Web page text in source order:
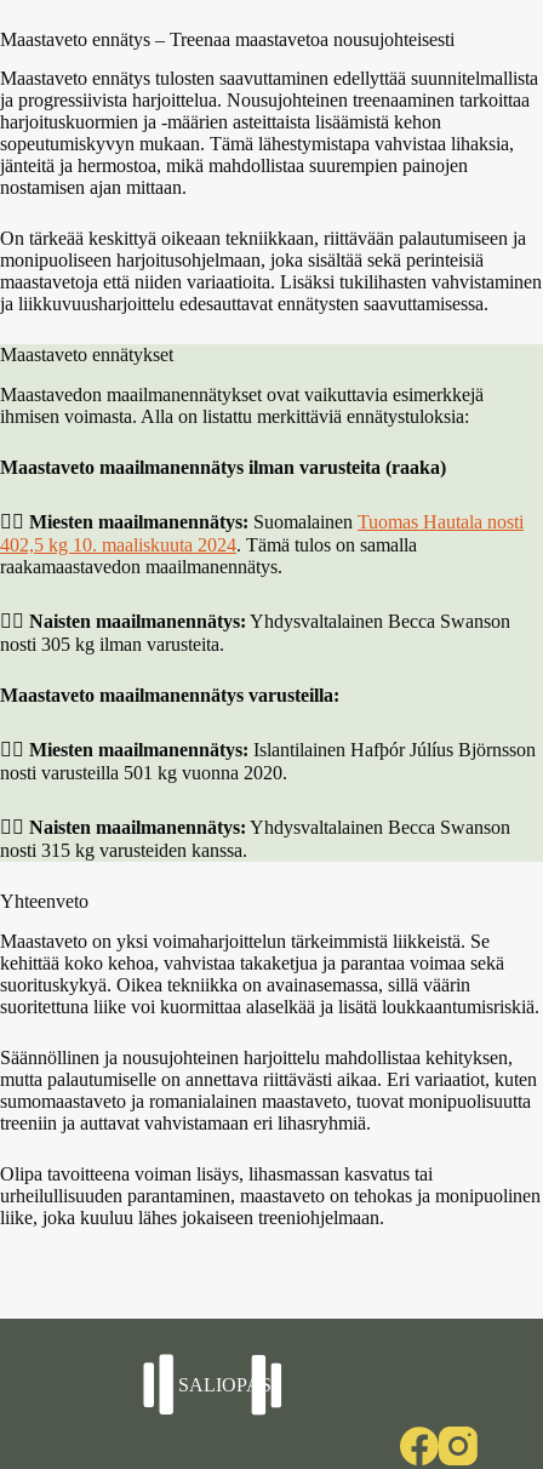
Maastaveto ennätys – Treenaa maastavetoa nousujohteisesti
Maastaveto ennätys tulosten saavuttaminen edellyttää suunnitelmallista
ja progressiivista harjoittelua. Nousujohteinen treenaaminen tarkoittaa
harjoituskuormien ja -määrien asteittaista lisäämistä kehon
sopeutumiskyvyn mukaan. Tämä lähestymistapa vahvistaa lihaksia,
jänteitä ja hermostoa, mikä mahdollistaa suurempien painojen
nostamisen ajan mittaan.
On tärkeää keskittyä oikeaan tekniikkaan, riittävään palautumiseen ja
monipuoliseen harjoitusohjelmaan, joka sisältää sekä perinteisiä
maastavetoja että niiden variaatioita. Lisäksi tukilihasten vahvistaminen
ja liikkuvuusharjoittelu edesauttavat ennätysten saavuttamisessa.
Maastaveto ennätykset
Maastavedon maailmanennätykset ovat vaikuttavia esimerkkejä
ihmisen voimasta. Alla on listattu merkittäviä ennätystuloksia:
Maastaveto maailmanennätys ilman varusteita (raaka)
🏋️‍♂️ Miesten maailmanennätys: Suomalainen Tuomas Hautala nosti
402,5 kg 10. maaliskuuta 2024. Tämä tulos on samalla
raakamaastavedon maailmanennätys.
🏋️‍♀️ Naisten maailmanennätys: Yhdysvaltalainen Becca Swanson
nosti 305 kg ilman varusteita.
Maastaveto maailmanennätys varusteilla:
🏋️‍♂️ Miesten maailmanennätys: Islantilainen Hafþór Júlíus Björnsson
nosti varusteilla 501 kg vuonna 2020.
🏋️‍♀️ Naisten maailmanennätys: Yhdysvaltalainen Becca Swanson
nosti 315 kg varusteiden kanssa.
Yhteenveto
Maastaveto on yksi voimaharjoittelun tärkeimmistä liikkeistä. Se
kehittää koko kehoa, vahvistaa takaketjua ja parantaa voimaa sekä
suorituskykyä. Oikea tekniikka on avainasemassa, sillä väärin
suoritettuna liike voi kuormittaa alaselkää ja lisätä loukkaantumisriskiä.
Säännöllinen ja nousujohteinen harjoittelu mahdollistaa kehityksen,
mutta palautumiselle on annettava riittävästi aikaa. Eri variaatiot, kuten
sumomaastaveto ja romanialainen maastaveto, tuovat monipuolisuutta
treeniin ja auttavat vahvistamaan eri lihasryhmiä.
Olipa tavoitteena voiman lisäys, lihasmassan kasvatus tai
urheilullisuuden parantaminen, maastaveto on tehokas ja monipuolinen
liike, joka kuuluu lähes jokaiseen treeniohjelmaan.